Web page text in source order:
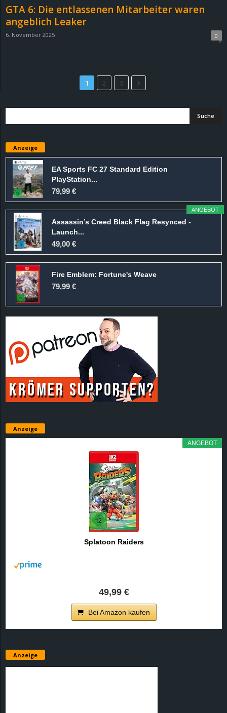
GTA 6: Die entlassenen Mitarbeiter waren
angeblich Leaker
6. November 2025 0
1 2 3
Anzeige
EA Sports FC 27 Standard Edition
PlayStation...
79,99 €
ANGEBOT
Assassin’s Creed Black Flag Resynced -
Launch...
49,00 €
Fire Emblem: Fortune's Weave
79,99 €
Anzeige
ANGEBOT
Splatoon Raiders
49,99 €
Bei Amazon kaufen
Anzeige